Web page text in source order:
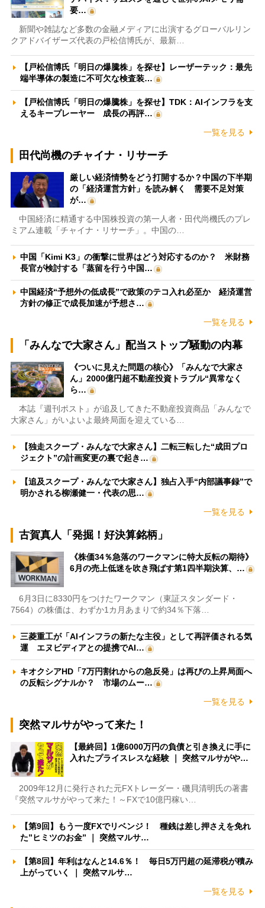
要…
新聞や雑誌など多数の金融メディアに出演するグローバルリン
クアドバイザーズ代表の戸松信博氏が、最新…
【戸松信博氏「明日の爆騰株」を探せ】レーザーテック：最先
端半導体の製造に不可欠な検査装…
【戸松信博氏「明日の爆騰株」を探せ】TDK：AIインフラを支
えるキープレーヤー 成長の再評…
一覧を見る
田代尚機のチャイナ・リサーチ
厳しい経済情勢をどう打開するか？中国の下半期
の「経済運営方針」を読み解く 需要不足対策
が…
中国経済に精通する中国株投資の第一人者・田代尚機氏のプレ
ミアム連載「チャイナ・リサーチ」。中国の…
中国「Kimi K3」の衝撃に世界はどう対応するのか？ 米財務
長官が検討する「蒸留を行う中国…
中国経済“予想外の低成長”で政策のテコ入れ必至か 経済運営
方針の修正で成長加速が予想さ…
一覧を見る
「みんなで大家さん」配当ストップ騒動の内幕
《ついに見えた問題の核心》「みんなで大家さ
ん」2000億円超不動産投資トラブル“異常なく
ら…
本誌『週刊ポスト』が追及してきた不動産投資商品「みんなで
大家さん」がいよいよ最終局面を迎えている…
【独走スクープ・みんなで大家さん】二転三転した“成田プロ
ジェクト”の計画変更の裏で起き…
【追及スクープ・みんなで大家さん】独占入手“内部議事録”で
明かされる柳瀬健一・代表の思…
一覧を見る
古賀真人「発掘！好決算銘柄」
《株価34％急落のワークマンに特大反転の期待》
6月の売上低迷を吹き飛ばす第1四半期決算、…
6月3日に8330円をつけたワークマン（東証スタンダード・
7564）の株価は、わずか1カ月あまりで約34％下落…
三菱重工が「AIインフラの新たな主役」として再評価される気
運 エヌビディアとの提携でAI…
キオクシアHD「7万円割れからの急反発」は再びの上昇局面へ
の反転シグナルか？ 市場のムー…
一覧を見る
突然マルサがやって来た！
【最終回】1億6000万円の負債と引き換えに手に
入れたプライスレスな経験 ｜ 突然マルサがや…
2009年12月に発行された元FXトレーダー・磯貝清明氏の著書
『突然マルサがやって来た！～FXで10億円稼い…
【第9回】もう一度FXでリベンジ！ 種銭は差し押さえを免れ
た”ヒミツのお金” ｜ 突然マルサ…
【第8回】年利はなんと14.6％！ 毎日5万円超の延滞税が積み
上がっていく ｜ 突然マルサ…
一覧を見る